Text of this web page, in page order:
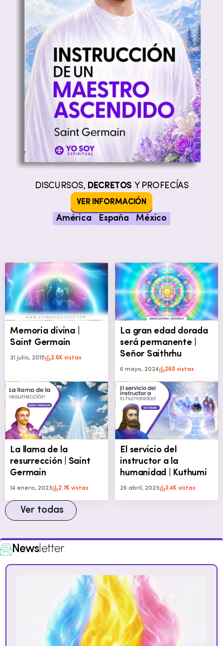
DISCURSOS, DECRETOS Y PROFECÍAS
VER INFORMACIÓN
América España México
Memoria divina |
Saint Germain
31 julio, 2015 2.6K vistas
La gran edad dorada
será permanente |
Señor Saithrhu
6 mayo, 2024 260 vistas
La llama de la
resurrección | Saint
Germain
14 enero, 2023 2.7K vistas
El servicio del
instructor a la
humanidad | Kuthumi
26 abril, 2023 3.4K vistas
Ver todas
Newsletter